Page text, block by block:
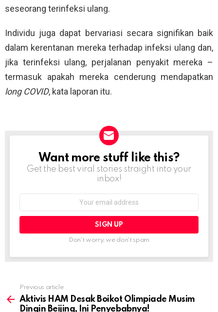
seseorang terinfeksi ulang.
Individu juga dapat bervariasi secara signifikan baik
dalam kerentanan mereka terhadap infeksi ulang dan,
jika terinfeksi ulang, perjalanan penyakit mereka –
termasuk apakah mereka cenderung mendapatkan
long COVID, kata laporan itu.
NEWSLETTER
Want more stuff like this?
Get the best viral stories straight into your
inbox!
Don't worry, we don't spam
more
Previous article
Aktivis HAM Desak Boikot Olimpiade Musim
Dingin Beijing, Ini Penyebabnya!